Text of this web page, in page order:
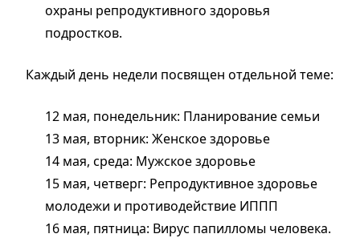
охраны репродуктивного здоровья
подростков.
Каждый день недели посвящен отдельной теме:
12 мая, понедельник: Планирование семьи
13 мая, вторник: Женское здоровье
14 мая, среда: Мужское здоровье
15 мая, четверг: Репродуктивное здоровье
молодежи и противодействие ИППП
16 мая, пятница: Вирус папилломы человека.